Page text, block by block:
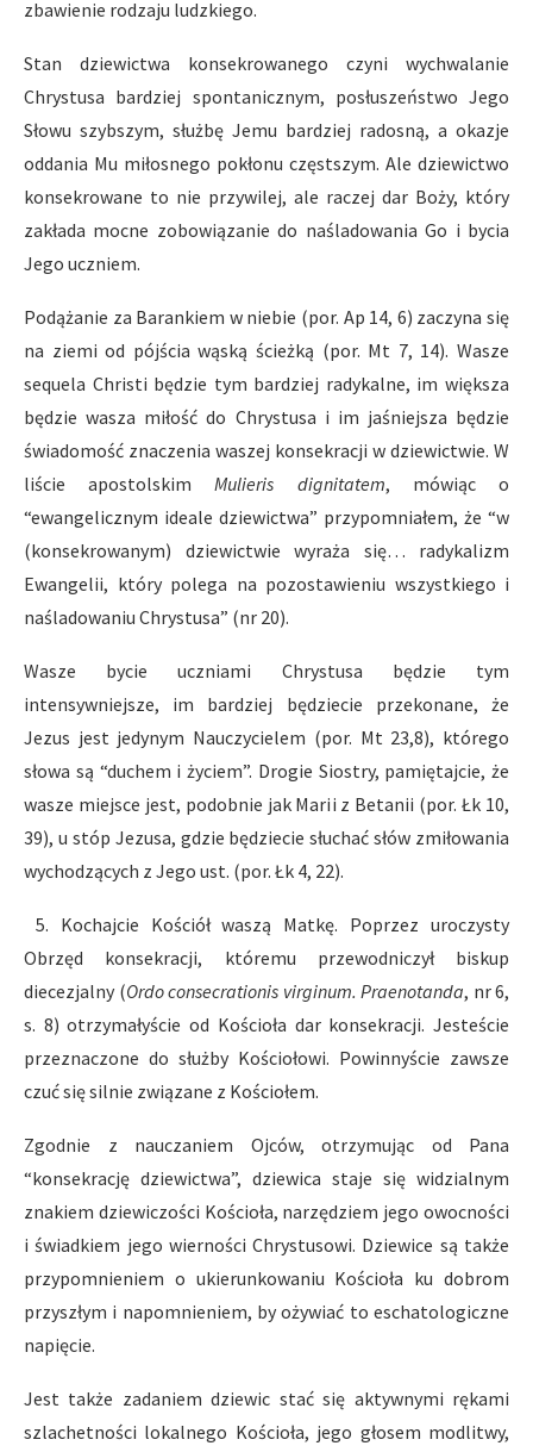
zbawienie rodzaju ludzkiego.
Stan dziewictwa konsekrowanego czyni wychwalanie
Chrystusa bardziej spontanicznym, posłuszeństwo Jego
Słowu szybszym, służbę Jemu bardziej radosną, a okazje
oddania Mu miłosnego pokłonu częstszym. Ale dziewictwo
konsekrowane to nie przywilej, ale raczej dar Boży, który
zakłada mocne zobowiązanie do naśladowania Go i bycia
Jego uczniem.
Podążanie za Barankiem w niebie (por. Ap 14, 6) zaczyna się
na ziemi od pójścia wąską ścieżką (por. Mt 7, 14). Wasze
sequela Christi będzie tym bardziej radykalne, im większa
będzie wasza miłość do Chrystusa i im jaśniejsza będzie
świadomość znaczenia waszej konsekracji w dziewictwie. W
liście apostolskimMulieris dignitatem, mówiąc o
“ewangelicznym ideale dziewictwa” przypomniałem, że “w
(konsekrowanym) dziewictwie wyraża się… radykalizm
Ewangelii, który polega na pozostawieniu wszystkiego i
naśladowaniu Chrystusa” (nr 20).
Wasze bycie uczniami Chrystusa będzie tym
intensywniejsze, im bardziej będziecie przekonane, że
Jezus jest jedynym Nauczycielem (por. Mt 23,8), którego
słowa są “duchem i życiem”. Drogie Siostry, pamiętajcie, że
wasze miejsce jest, podobnie jak Marii z Betanii (por. Łk 10,
39), u stóp Jezusa, gdzie będziecie słuchać słów zmiłowania
wychodzących z Jego ust. (por. Łk 4, 22).
5. Kochajcie Kościół waszą Matkę. Poprzez uroczysty
Obrzęd konsekracji, któremu przewodniczył biskup
diecezjalny (Ordo consecrationis virginum. Praenotanda, nr 6,
s. 8) otrzymałyście od Kościoła dar konsekracji. Jesteście
przeznaczone do służby Kościołowi. Powinnyście zawsze
czuć się silnie związane z Kościołem.
Zgodnie z nauczaniem Ojców, otrzymując od Pana
“konsekrację dziewictwa”, dziewica staje się widzialnym
znakiem dziewiczości Kościoła, narzędziem jego owocności
i świadkiem jego wierności Chrystusowi. Dziewice są także
przypomnieniem o ukierunkowaniu Kościoła ku dobrom
przyszłym i napomnieniem, by ożywiać to eschatologiczne
napięcie.
Jest także zadaniem dziewic stać się aktywnymi rękami
szlachetności lokalnego Kościoła, jego głosem modlitwy,